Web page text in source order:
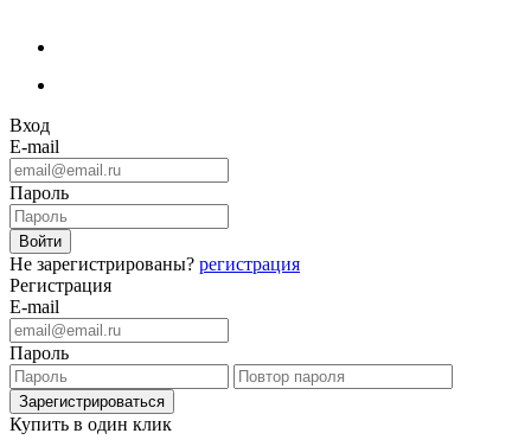
Вход
E-mail
Пароль
Не зарегистрированы? регистрация
Регистрация
E-mail
Пароль
Купить в один клик